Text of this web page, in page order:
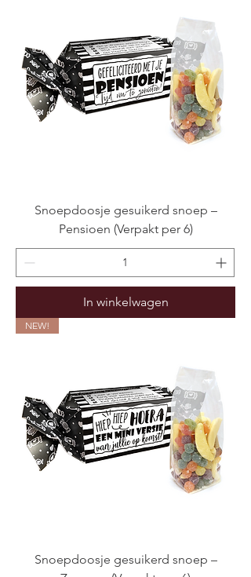
Snoepdoosje gesuikerd snoep –
Pensioen (Verpakt per 6)
In winkelwagen
NEW!
Snoepdoosje gesuikerd snoep –